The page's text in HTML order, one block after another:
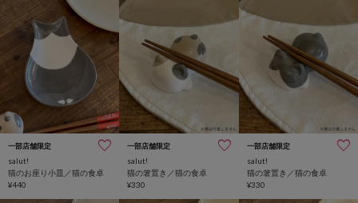
一部店舗限定
salut!
猫のお座り小皿／猫の食卓
¥440
一部店舗限定
salut!
猫の箸置き／猫の食卓
¥330
一部店舗限定
salut!
猫の箸置き／猫の食卓
¥330